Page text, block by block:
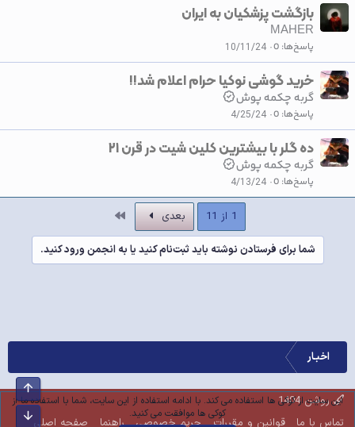
بازگشت پزشکیان به ایران
MAHER
پاسخ‌ها 0
10/11/24
خرید گوشی نوکیا حرام اعلام شد!!
گربه چکمه پوش
پاسخ‌ها 0
4/25/24
ده گلر با بیشترین کلین شیت در قرن ۲۱
گربه چکمه پوش
پاسخ‌ها 0
4/13/24
1 از 11 بعدی
شما برای فرستادن نوشته باید ثبت‌نام کنید یا به انجمن ورود کنید.
اخبـار
روشن 1404
تماس با ما
قوانین و مقررات حریم خصوصی راهنما صفحه اصلی
این سایت از کوکی ها استفاده می کند. با ادامه استفاده از این سایت، شما با استفاده ما از
کوکی ها موافقت می کنید.
بالا